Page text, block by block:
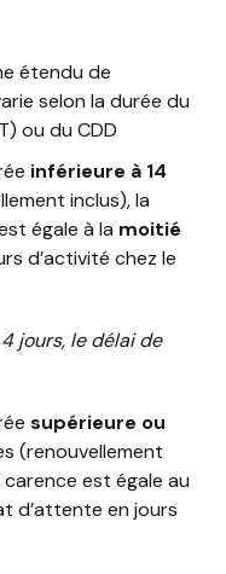
étendu de
selon la durée du
ou du CDD
inférieure à 14
inclus), la
égale à la moitié
d’activité chez le
jours, le délai de
supérieure ou
(renouvellement
est égale au
d’attente en jours